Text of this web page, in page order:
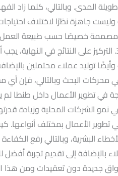
جاهزة نظرًا لاختلاف
مصممة خصيصًا حسب طبيعة
الجميع. 3. التركيز على النتائج في
وأيضًا توليد عملاء محتملين
محركات البحث وبالتالي، فإن
في تطوير الأعمال داخل طنطا
نمو الشركات المحلية وزيادة
تطوير الأعمال بمختلف أنواعها.
البشرية، وبالتالي رفع
بالإضافة إلى تقديم تجربة
جديدة دون تعقيدات ومن هذا